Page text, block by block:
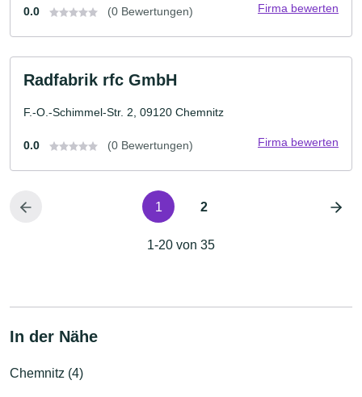
0.0 (0 Bewertungen) Firma bewerten
Radfabrik rfc GmbH
F.-O.-Schimmel-Str. 2, 09120 Chemnitz
0.0 (0 Bewertungen) Firma bewerten
1 2
1-20 von 35
In der Nähe
Chemnitz (4)